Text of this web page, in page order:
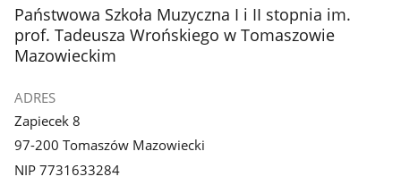
galerii.
stopka
Państwowa Szkoła Muzyczna I i II stopnia im.
prof. Tadeusza Wrońskiego w Tomaszowie
Mazowieckim
ADRES
Zapiecek 8
97-200 Tomaszów Mazowiecki
NIP 7731633284